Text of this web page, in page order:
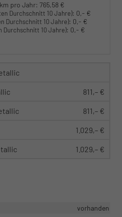
pro Jahr: 765,58 €
Durchschnitt 10 Jahre): 0,- €
Durchschnitt 10 Jahre): 0,- €
Durchschnitt 10 Jahre): 0,- €
811,– €
811,– €
1.029,– €
1.029,– €
vorhanden